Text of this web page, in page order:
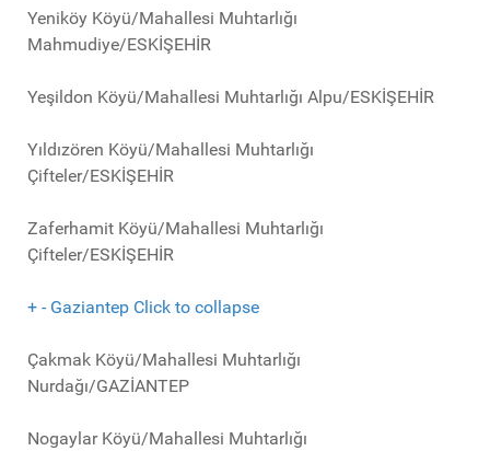
Yeniköy Köyü/Mahallesi Muhtarlığı
Mahmudiye/ESKİŞEHİR
Yeşildon Köyü/Mahallesi Muhtarlığı Alpu/ESKİŞEHİR
Yıldızören Köyü/Mahallesi Muhtarlığı
Çifteler/ESKİŞEHİR
Zaferhamit Köyü/Mahallesi Muhtarlığı
Çifteler/ESKİŞEHİR
+ - Gaziantep Click to collapse
Çakmak Köyü/Mahallesi Muhtarlığı
Nurdağı/GAZİANTEP
Nogaylar Köyü/Mahallesi Muhtarlığı